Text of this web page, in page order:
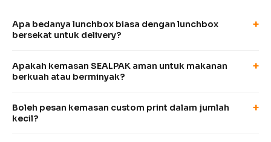
Apa bedanya lunchbox biasa dengan lunchbox
bersekat untuk delivery?
+
Apakah kemasan SEALPAK aman untuk makanan
berkuah atau berminyak?
+
Boleh pesan kemasan custom print dalam jumlah
kecil?
+